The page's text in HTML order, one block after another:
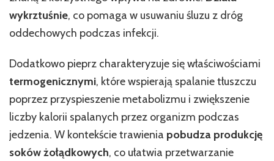
wykrztuśnie, co pomaga w usuwaniu śluzu z dróg
oddechowych podczas infekcji.
Dodatkowo pieprz charakteryzuje się właściwościami
termogenicznymi, które wspierają spalanie tłuszczu
poprzez przyspieszenie metabolizmu i zwiększenie
liczby kalorii spalanych przez organizm podczas
jedzenia. W kontekście trawienia pobudza produkcję
soków żołądkowych, co ułatwia przetwarzanie